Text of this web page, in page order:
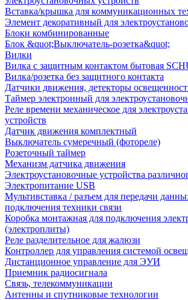
Вставка/крышка для коммуникационных
Элемент декоративный для
Блоки комбинированные
Блок &quot;Выключатель-розетка&quot;
Вилки
Вилка с защитным контактом бытовая
Вилка/розетка без защитного контакта
Датчики движения, детекторы
Таймер электронный для
Реле времени механическое для
устройств
Датчик движения комплектный
Выключатель сумеречный (фотореле)
Розеточный таймер
Механизм датчика движения
Электроустановочные устройства
Электропитание USB
Мультивставка / разъем для передачи
подключения техники связи
Коробка монтажная для подключения
(электроплиты)
Реле разделительное для жалюзи
Контроллер для управления системой
Дистанционное управление для ЭУИ
Приемник радиосигнала
Связь, телекоммуникации
Антенны и спутниковые технологии